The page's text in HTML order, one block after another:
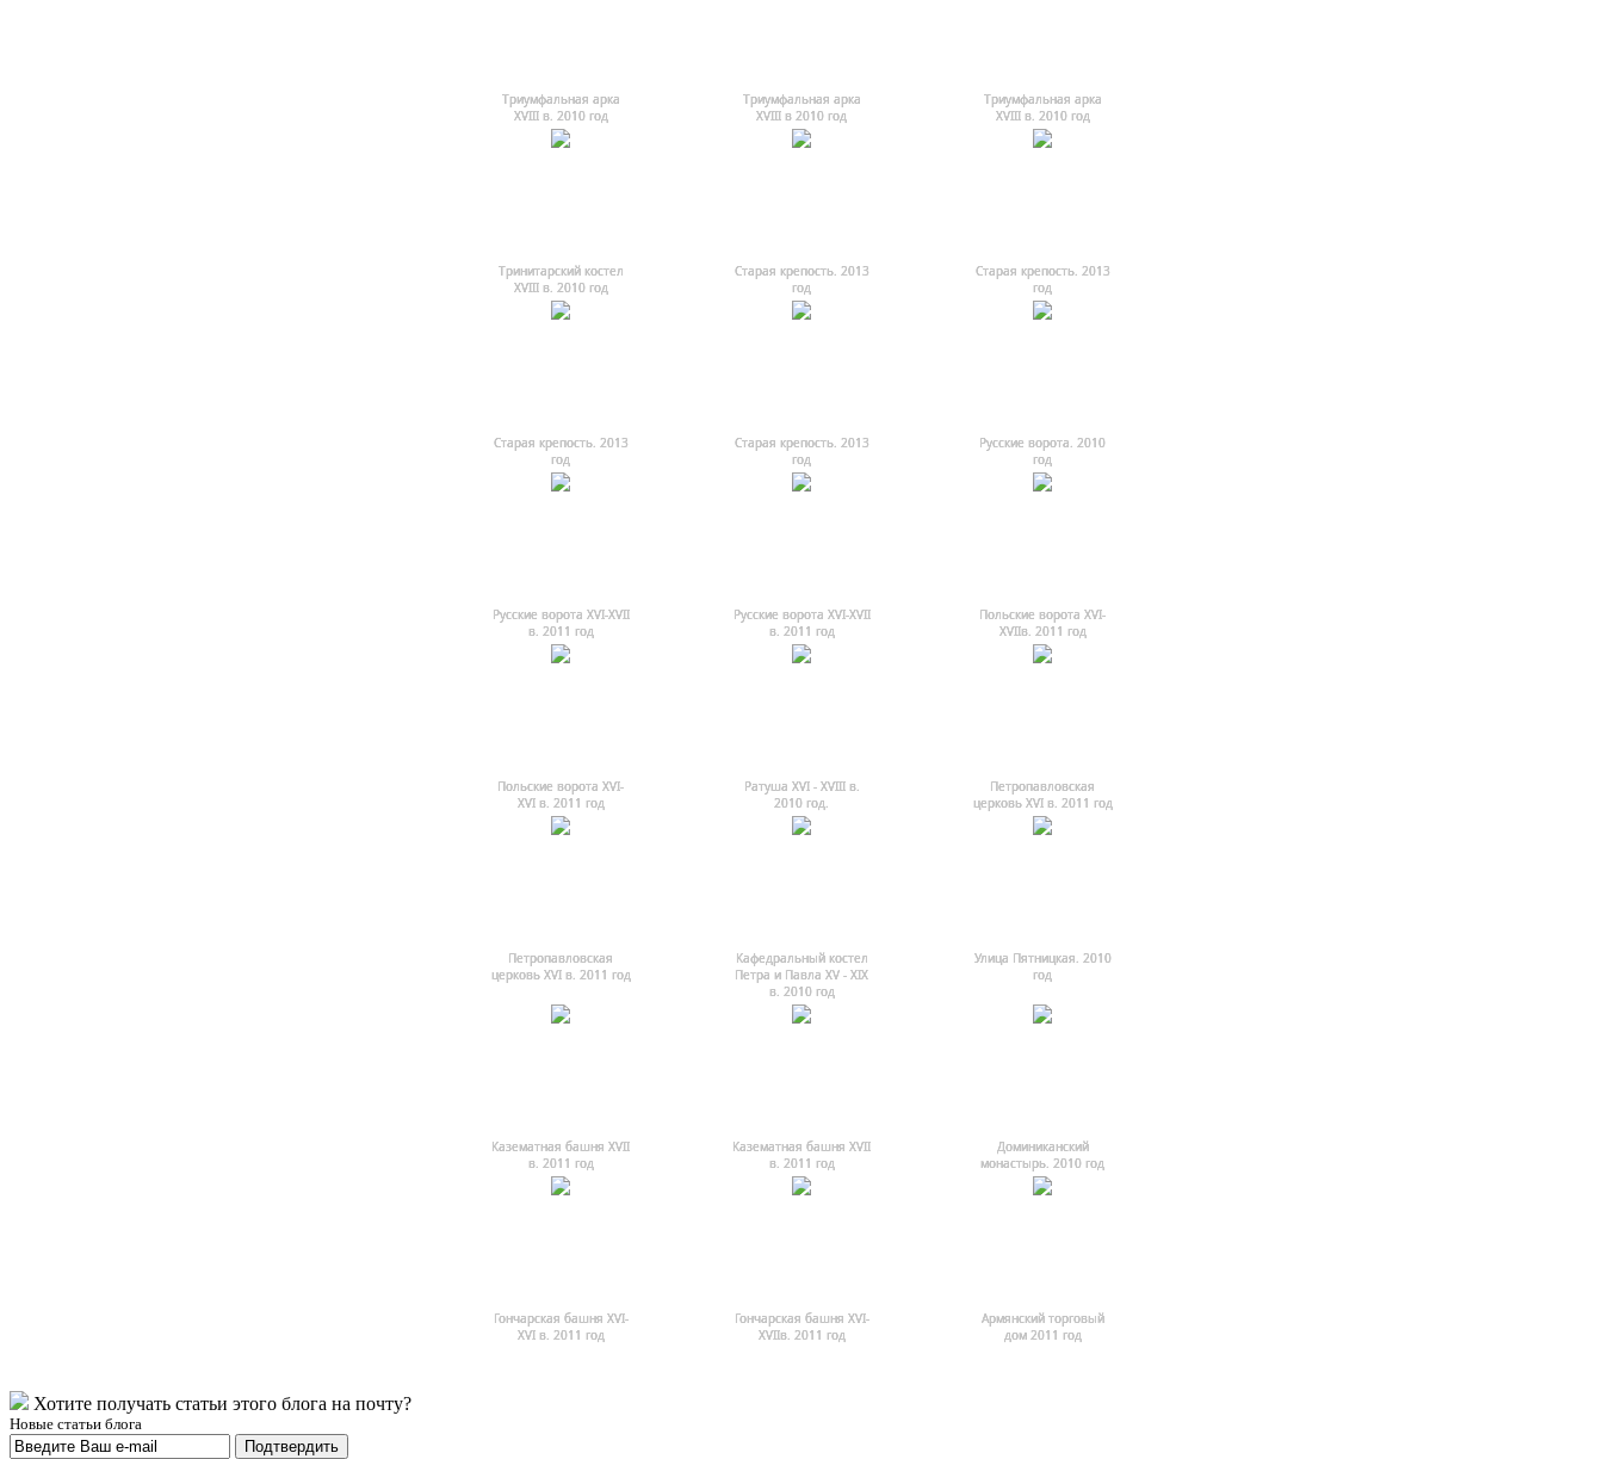
Триумфальная арка
ХVIII в. 2010 год
Триумфальная арка
ХVIII в 2010 год
Триумфальная арка
ХVIII в. 2010 год
Тринитарский костел
ХVIII в. 2010 год
Старая крепость. 2013
год
Старая крепость. 2013
год
Старая крепость. 2013
год
Старая крепость. 2013
год
Русские ворота. 2010
год
Русские ворота XVI-XVII
в. 2011 год
Русские ворота XVI-XVII
в. 2011 год
Польские ворота XVI-
XVIIв. 2011 год
Польские ворота XVI-
XVI в. 2011 год
Ратуша ХVI - ХVIII в.
2010 год.
Петропавловская
церковь XVI в. 2011 год
Петропавловская
церковь XVI в. 2011 год
Кафедральный костел
Петра и Павла ХV - ХIХ
в. 2010 год
Улица Пятницкая. 2010
год
Казематная башня ХVII
в. 2011 год
Казематная башня ХVII
в. 2011 год
Доминиканский
монастырь. 2010 год
Гончарская башня XVI-
XVI в. 2011 год
Гончарская башня XVI-
XVIIв. 2011 год
Армянский торговый
дом 2011 год
Хотите получать статьи этого блога на почту?
Новые статьи блога
Подтвердить